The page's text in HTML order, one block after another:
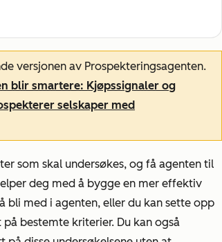
versjonen av Prospekteringsagenten.
blir smartere: Kjøpssignaler og
selskaper med
som skal undersøkes, og få agenten til
deg med å bygge en mer effektiv
bli med i agenten, eller du kan sette opp
bestemte kriterier. Du kan også